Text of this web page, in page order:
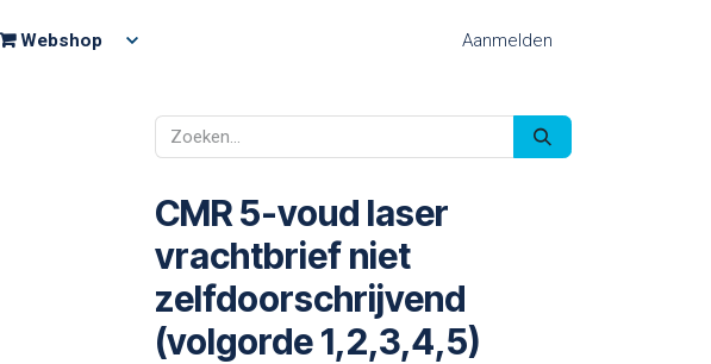
Webshop Aanmelden
CMR 5-voud laser
vrachtbrief niet
zelfdoorschrijvend
(volgorde 1,2,3,4,5)